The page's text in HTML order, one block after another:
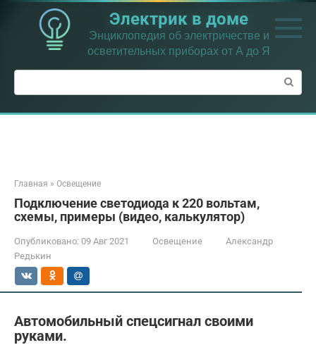
Перейти
контенту
Электрик в доме
Энциклопедия об электричестве и
осветительных приборах от А до Я
Поиск:
Главная » Освещение
Подключение светодиода к 220 вольтам,
схемы, примеры (видео, калькулятор)
Опубликовано: 09 Авг 2021 Освещение
Александр
Редькин
Автомобильный спецсигнал своими
руками.